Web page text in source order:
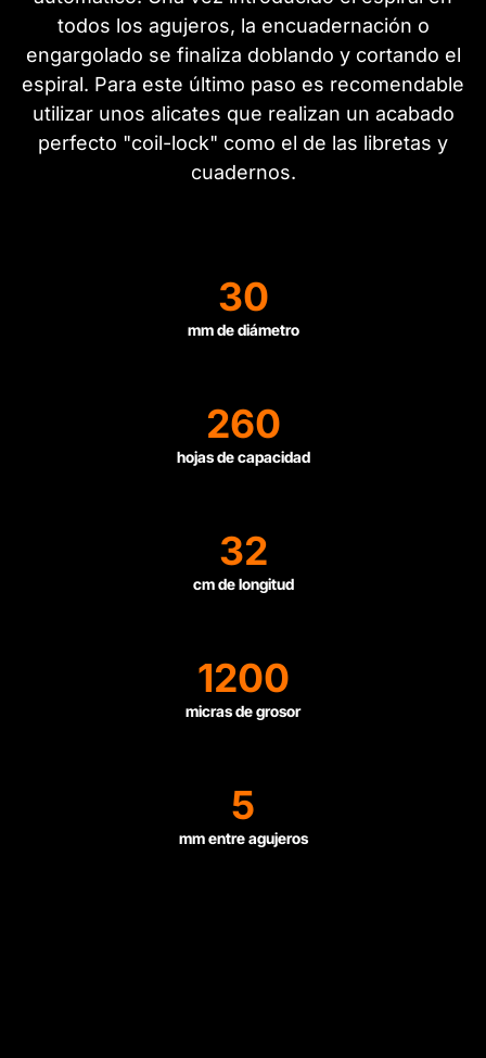
todos los agujeros, la encuadernación o
engargolado se finaliza doblando y cortando el
espiral. Para este último paso es recomendable
utilizar unos alicates que realizan un acabado
perfecto "coil-lock" como el de las libretas y
cuadernos.
30
mm de diámetro
260
hojas de capacidad
32
cm de longitud
1200
micras de grosor
5
mm entre agujeros